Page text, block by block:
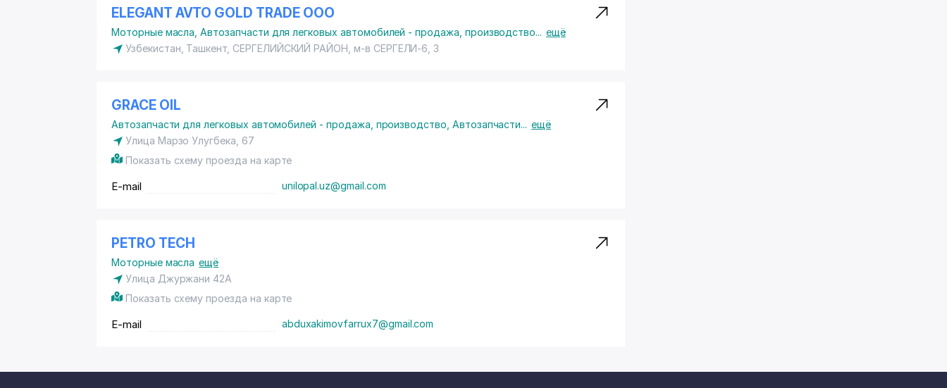
ELEGANT AVTO GOLD TRADE ООО
Моторные масла ,Автозапчасти для легковых автомобилей - продажа, производство... ещё
Узбекистан, Ташкент, СЕРГЕЛИЙСКИЙ РАЙОН м-в СЕРГЕЛИ-6 , 3
GRACE OIL
Автозапчасти для легковых автомобилей - продажа, производство Автозапчасти... ещё
Улица Марзо Улугбека, 67
Показать схему проезда на карте
E-mail unilopal.uz@gmail.com
PETRO TECH
Моторные масла ещё
Улица Джуржани 42А
Показать схему проезда на карте
E-mail abduxakimovfarrux7@gmail.com